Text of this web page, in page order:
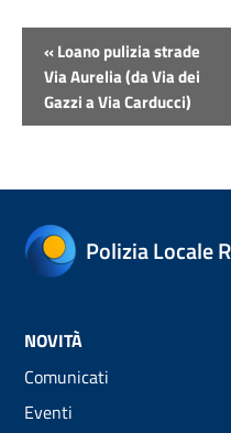
Evento
Navigazione
«Loano pulizia strade
Via Aurelia (da Via dei
Gazzi a Via Carducci)
Polizia Locale
NOVITÀ
Comunicati
Eventi